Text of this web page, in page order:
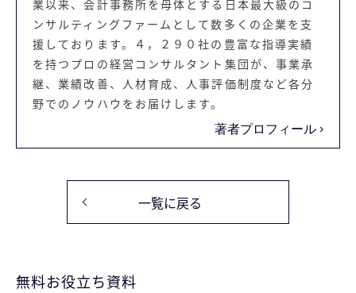
業以来、会計事務所を母体とする日本最大級のコ
ンサルティングファームとして数多くの企業を支
援しております。４，２９０社の豊富な指導実績
を持つプロの経営コンサルタント集団が、事業承
継、業績改善、人材育成、人事評価制度など各分
野でのノウハウをお届けします。
著者プロフィール
一覧に戻る
無料お役立ち資料